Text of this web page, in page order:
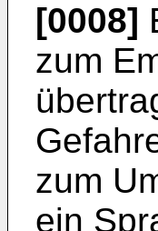
[0008]
zum
zum
ein